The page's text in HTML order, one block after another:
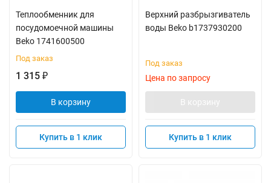
Теплообменник для
посудомоечной машины
Beko 1741600500
Под заказ
1 315 ₽
В корзину
Купить в 1 клик
Верхний разбрызгиватель
воды Beko b1737930200
Под заказ
Цена по запросу
В корзину
Купить в 1 клик